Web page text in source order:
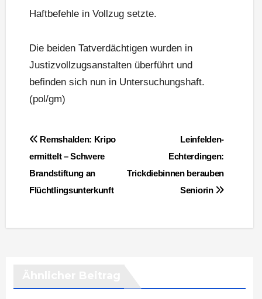
Haftbefehle in Vollzug setzte.
Die beiden Tatverdächtigen wurden in
Justizvollzugsanstalten überführt und
befinden sich nun in Untersuchungshaft.
(pol/gm)
Beitragsnavigation
Leinfelden-
Echterdingen:
Trickdiebinnen berauben
Seniorin
Remshalden: Kripo
ermittelt – Schwere
Brandstiftung an
Flüchtlingsunterkunft